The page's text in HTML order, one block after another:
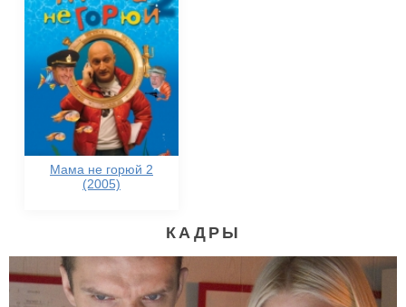
Мама не горюй 2
(2005)
КАДРЫ